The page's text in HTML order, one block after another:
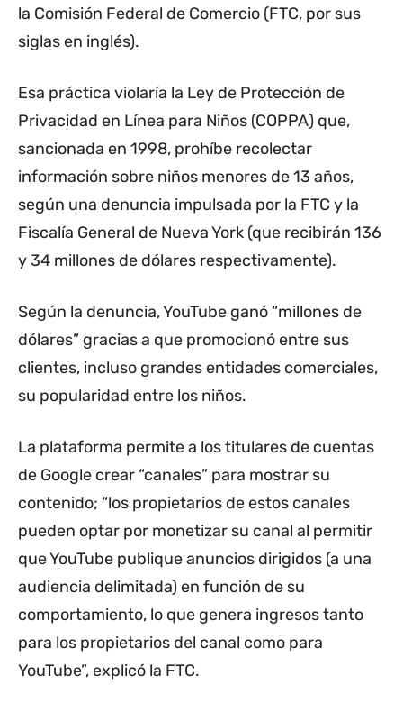
la Comisión Federal de Comercio (FTC, por sus
siglas en inglés).
Esa práctica violaría la Ley de Protección de
Privacidad en Línea para Niños (COPPA) que,
sancionada en 1998, prohíbe recolectar
información sobre niños menores de 13 años,
según una denuncia impulsada por la FTC y la
Fiscalía General de Nueva York (que recibirán 136
y 34 millones de dólares respectivamente).
Según la denuncia, YouTube ganó “millones de
dólares” gracias a que promocionó entre sus
clientes, incluso grandes entidades comerciales,
su popularidad entre los niños.
La plataforma permite a los titulares de cuentas
de Google crear “canales” para mostrar su
contenido; “los propietarios de estos canales
pueden optar por monetizar su canal al permitir
que YouTube publique anuncios dirigidos (a una
audiencia delimitada) en función de su
comportamiento, lo que genera ingresos tanto
para los propietarios del canal como para
YouTube”, explicó la FTC.